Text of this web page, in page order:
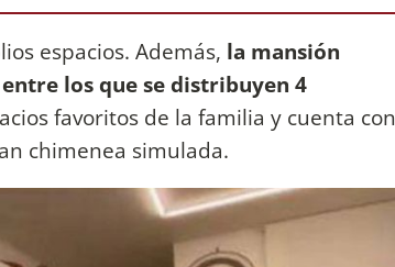
espacios. Además, la mansión
los que se distribuyen 4
favoritos de la familia y cuenta con
chimenea simulada.